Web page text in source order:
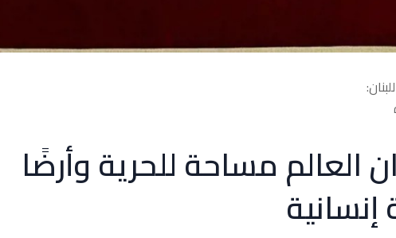
مساحة للحرية وأرضًا